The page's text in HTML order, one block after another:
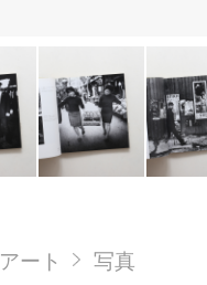
アート 写真